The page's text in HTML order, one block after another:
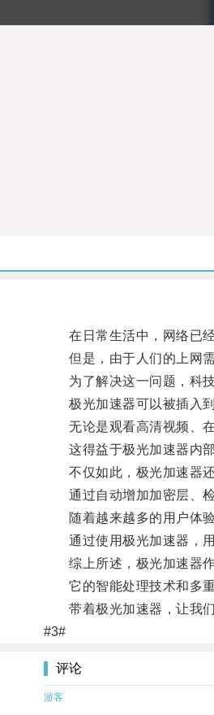
在日常生活中，网络已经
但是，由于人们的上网需
为了解决这一问题，科技
极光加速器可以被插入到
无论是观看高清视频、在
这得益于极光加速器内部
不仅如此，极光加速器还
通过自动增加加密层、检
随着越来越多的用户体验
通过使用极光加速器，用
综上所述，极光加速器作
它的智能处理技术和多重
带着极光加速器，让我们
#3#
评论
游客